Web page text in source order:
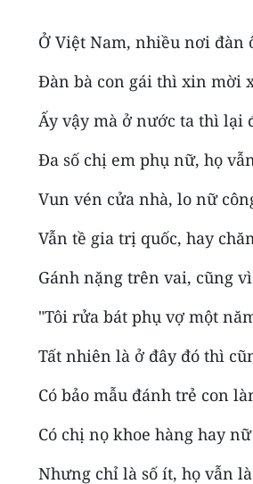
Ở Việt Nam, nhiều nơi đàn
Đàn bà con gái thì xin mời
Ấy vậy mà ở nước ta thì lại
Đa số chị em phụ nữ, họ
Vun vén cửa nhà, lo nữ
Vẫn tề gia trị quốc, hay
Gánh nặng trên vai, cũng
"Tôi rửa bát phụ vợ một
Tất nhiên là ở đây đó thì
Có bảo mẫu đánh trẻ con
Có chị nọ khoe hàng hay
Nhưng chỉ là số ít, họ vẫn